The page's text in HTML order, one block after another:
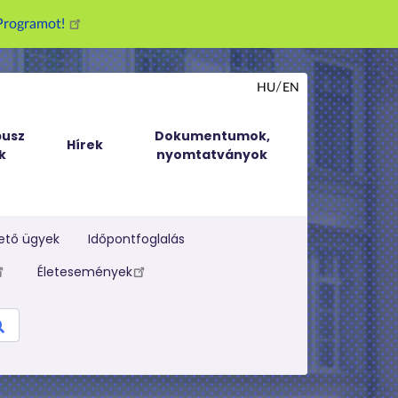
Hírek
Dokumentumok,
nyomtatványok
HU EN
ügyek
Időpontfoglalás
Életesemények